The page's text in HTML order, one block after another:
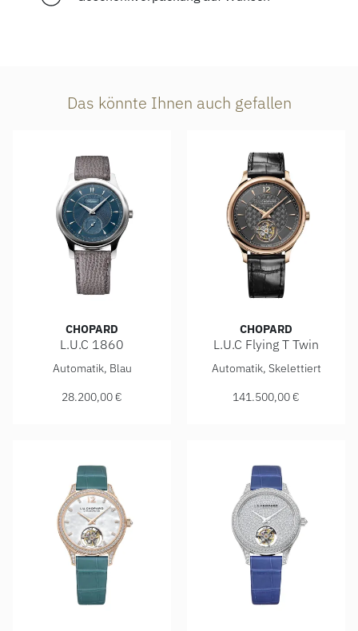
Das könnte Ihnen auch gefallen
CHOPARD
L.U.C 1860
Chopard L.U.C 1860, Ref: 168860-3005, Preis: 28.200,00
Automatik, Blau
28.200,00 €
CHOPARD
L.U.C Flying T Twin
Chopard L.U.C Flying T
Automatik, Skelettiert
141.500,00 €